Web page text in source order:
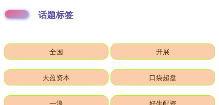
话题标签
全国 开展
天盈资本 口袋超盘
一浪 好牛配资